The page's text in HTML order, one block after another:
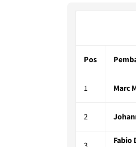
Pos
1 Marc
2
Fabio